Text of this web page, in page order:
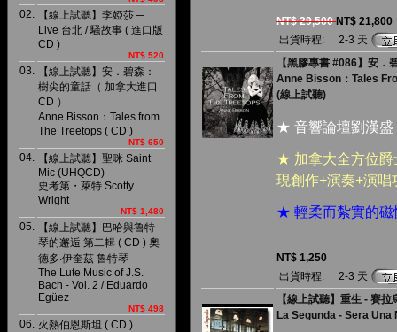
02.
【線上試聽】李婭莎 ─
Live 台北 / 騷故事 ( 進口版
CD )
NT$ 520
03.
【線上試聽】安．碧森：
樹尖的童話（ 加拿大進口
CD ）
Anne Bisson：Tales from
The Treetops ( CD )
NT$ 650
04.
【線上試聽】聖咪 Saint
Mic (UHQCD)
史考第・萊特 Scotty
Wright
NT$ 1,480
05.
【線上試聽】巴哈與魯特
琴的邂逅 第二輯 ( CD ) 奧
德多‧伊奎茲 魯特琴
The Lute Music of J.S.
Bach - Vol. 2 / Eduardo
Egüez
NT$ 498
06. 火熱伯恩斯坦 ( CD )
NT$ 29,500NT$ 21,800
出貨時程:
2-3 天
【黑膠專書 #086】安．
Anne Bisson：Tales
(線上試聽)
★ 音響論壇劉漢盛
★ 加拿大全方位爵
現創作+演奏+演
★ 輕柔而紮實的磁
NT$ 1,250
出貨時程:
2-3 天
【線上試聽】重生 - 賽
La Segunda - Sera Una